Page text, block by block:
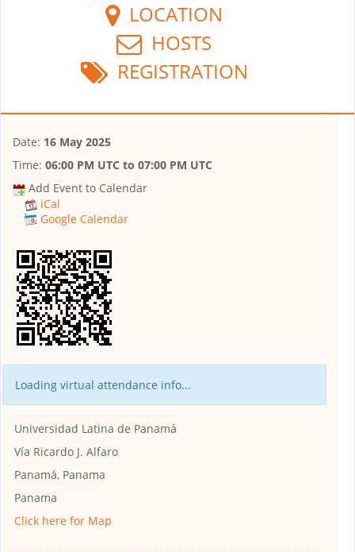
LOCATION
HOSTS
REGISTRATION
Date: 16 May 2025
Time: 06:00 PM UTC to 07:00 PM UTC
Add Event to Calendar
iCal
Google Calendar
Loading virtual attendance info...
Universidad Latina de Panamá
Vía Ricardo J. Alfaro
Panamá, Panama
Panama
Click here for Map